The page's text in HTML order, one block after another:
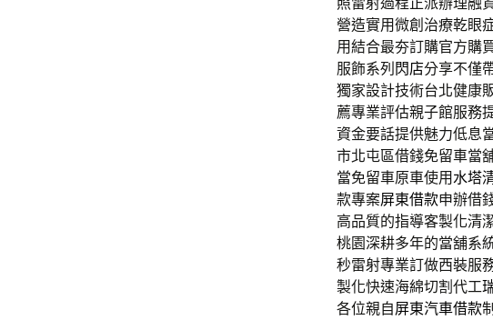
營造實用微創治療乾眼
用結合最夯訂購官方購
服飾系列 閃店分享不僅
獨家設計技術台北健康
薦專業評估親子館服務
資金要話提供魅力低息
市北屯區借錢免留車當
當免留車原車使用水塔
款專案屏東借款申辦借
高品質的指導客製化清
桃園深耕多年的當舖系
秒雷射專業訂做西裝服
製化快速海綿切割代工
各位親自屏東汽車借款